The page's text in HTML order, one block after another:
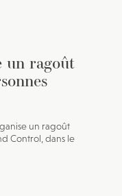
un ragoût
un ragoût
Control, dans le